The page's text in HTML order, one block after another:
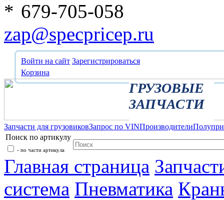
679-705-058
zap@specpricep.ru
Войти на сайт Зарегистрироваться
Корзина
ГРУЗОВЫЕ
ЗАПЧАСТИ
Запчасти для грузовиковЗапрос по VINПроизводители
Поиск по артикулу
- по части артикула
Главная страница
система Пневматика